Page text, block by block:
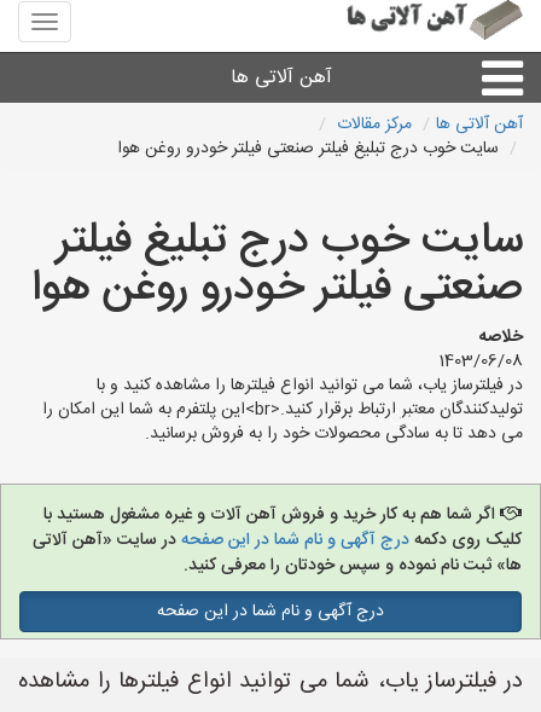
منوی
سایت
آلاتی
آهن آلاتی ها
میلگرد نبشی،مفتول
ورق
لوله و اتصالات
سایر آهن آلات
آهن آلاتی های شهرها
آهن آلاتی ها
مرکز مقالات
سایت خوب درج تبلیغ فیلتر صنعتی فیلتر خودرو روغن هوا
سایت خوب درج تبلیغ فیلتر
صنعتی فیلتر خودرو روغن هوا
خلاصه
1403/06/08
در فیلترساز یاب، شما می توانید انواع فیلترها را مشاهده کنید و با
تولیدکنندگان معتبر ارتباط برقرار کنید.<br>این پلتفرم به شما این امکان را
می دهد تا به سادگی محصولات خود را به فروش برسانید.
اگر شما هم به کار خرید و فروش آهن آلات و غیره مشغول هستید با
کلیک روی دکمهدرج آگهی و نام شما در این صفحهدر سایت «آهن آلاتی
ها» ثبت نام نموده و سپس خودتان را معرفی کنید.
درج آگهی و نام شما در این صفحه
در فیلترساز یاب، شما می توانید انواع فیلترها را مشاهده